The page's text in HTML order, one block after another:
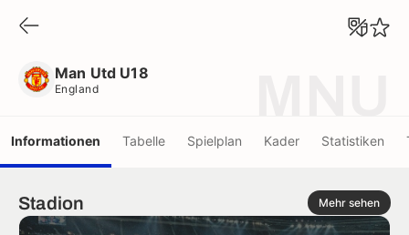
Man Utd U18
England
Informationen Tabelle Spielplan Kader Statistiken
Stadion Mehr sehen